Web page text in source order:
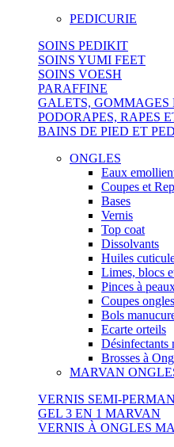
PEDICURIE
SOINS PEDIKIT
SOINS YUMI FEET
SOINS VOESH
PARAFFINE
GALETS, GOMMAGES
PODORAPES, RAPES
BAINS DE PIED ET
ONGLES
Eaux
Coupes et
Bases
Vernis
Top coat
Dissolvants
Huiles
Limes, blocs
Pinces à
Coupes
Bols
Ecarte orteils
Désinfectants
Brosses à
MARVAN
VERNIS SEMI-
GEL 3 EN 1 MARVAN
VERNIS À ONGLES